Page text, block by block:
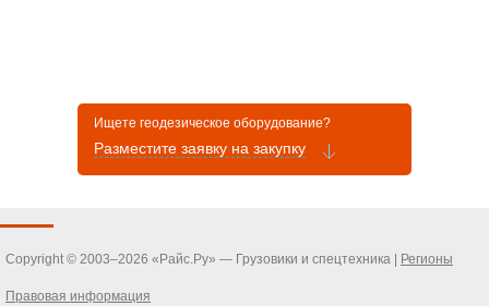
Ищете геодезическое оборудование?
Разместите заявку на закупку
Copyright © 2003–2026 «Райс.Ру» — Грузовики и спецтехника | Регионы
Правовая информация